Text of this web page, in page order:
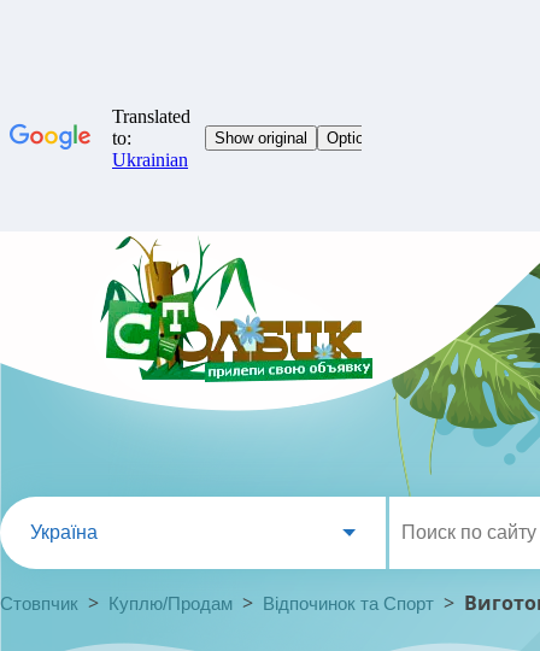
Україна
Стовпчик > Куплю/Продам > Відпочинок та Спорт >